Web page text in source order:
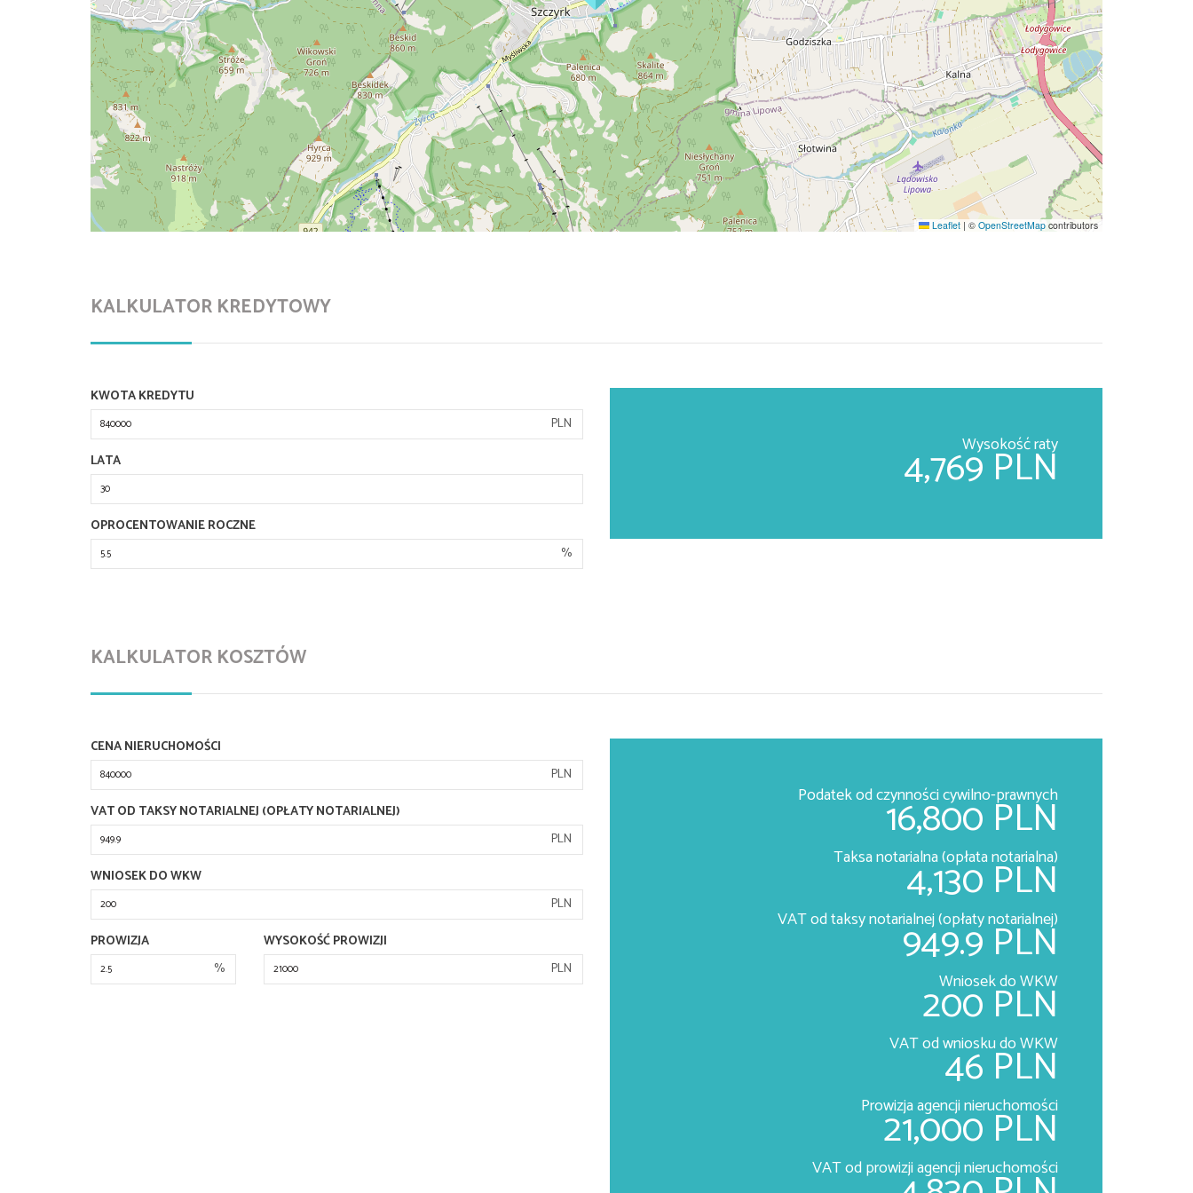
Leaflet | © OpenStreetMap contributors
KALKULATOR KREDYTOWY
KWOTA KREDYTU
PLN
LATA
OPROCENTOWANIE ROCZNE
%
Wysokość raty
4,769 PLN
KALKULATOR KOSZTÓW
CENA NIERUCHOMOŚCI
PLN
VAT OD TAKSY NOTARIALNEJ (OPŁATY NOTARIALNEJ)
PLN
WNIOSEK DO WKW
PLN
PROWIZJA
%
WYSOKOŚĆ PROWIZJI
PLN
Podatek od czynności cywilno-prawnych
16,800 PLN
Taksa notarialna (opłata notarialna)
4,130 PLN
VAT od taksy notarialnej (opłaty notarialnej)
949.9 PLN
Wniosek do WKW
200 PLN
VAT od wniosku do WKW
46 PLN
Prowizja agencji nieruchomości
21,000 PLN
VAT od prowizji agencji nieruchomości